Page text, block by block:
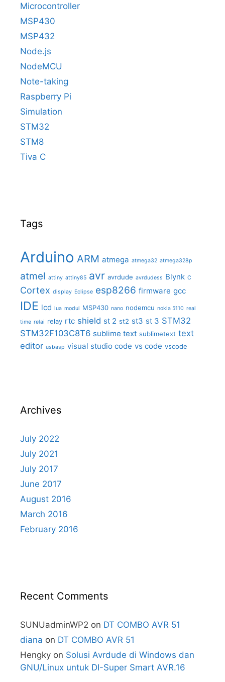
Microcontroller
MSP430
MSP432
Node.js
NodeMCU
Note-taking
Raspberry Pi
Simulation
STM32
STM8
Tiva C
Tags
Arduino ARM atmega atmega32 atmega328p
atmel attiny attiny85 avr avrdude avrdudess Blynk C
Cortex display Eclipse esp8266 firmware gcc
IDE lcd lua modul MSP430 nano nodemcu nokia 5110 real
time relai relay rtc shield st 2 st2 st3 st 3 STM32
STM32F103C8T6 sublime text sublimetext text
editor usbasp visual studio code vs code vscode
Archives
July 2022
July 2021
July 2017
June 2017
August 2016
March 2016
February 2016
Recent Comments
SUNUadminWP2 on DT COMBO AVR 51
diana on DT COMBO AVR 51
Hengky on Solusi Avrdude di Windows dan
GNU/Linux untuk DI-Super Smart AVR.16